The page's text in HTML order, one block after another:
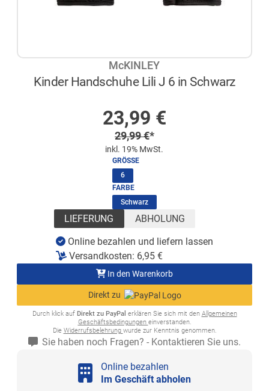
McKINLEY
Kinder Handschuhe Lili J 6 in Schwarz
Sonderpreis
23,99 €
Regulärer Preis
29,99€*
inkl. 19% MwSt.
GRÖSSE
6(ausgewählt)
FARBE
Schwarz(ausgewählt)
LIEFERUNG ABHOLUNG
Online bezahlen und liefern lassen
Versandkosten: 6,95 €
In den Warenkorb
Direkt zu
Durch klick auf Direkt zu PayPal erklären Sie sich mit den Allgemeinen
Geschäftsbedingungen einverstanden.
Die Widerrufsbelehrung wurde zur Kenntnis genommen.
Sie haben noch Fragen? - Kontaktieren Sie uns.
Online bezahlen
Im Geschäft abholen